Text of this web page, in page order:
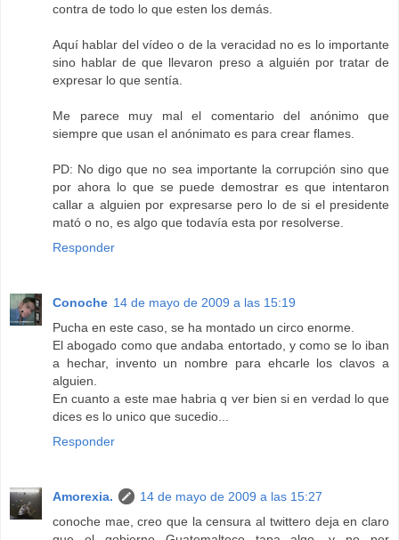
contra de todo lo que esten los demás.
Aquí hablar del vídeo o de la veracidad no es lo importante
sino hablar de que llevaron preso a alguién por tratar de
expresar lo que sentía.
Me parece muy mal el comentario del anónimo que
siempre que usan el anónimato es para crear flames.
PD: No digo que no sea importante la corrupción sino que
por ahora lo que se puede demostrar es que intentaron
callar a alguien por expresarse pero lo de si el presidente
mató o no, es algo que todavía esta por resolverse.
Responder
Conoche 14 de mayo de 2009 a las 15:19
Pucha en este caso, se ha montado un circo enorme.
El abogado como que andaba entortado, y como se lo iban
a hechar, invento un nombre para ehcarle los clavos a
alguien.
En cuanto a este mae habria q ver bien si en verdad lo que
dices es lo unico que sucedio...
Responder
Amorexia.
14 de mayo de 2009 a las 15:27
conoche mae, creo que la censura al twittero deja en claro